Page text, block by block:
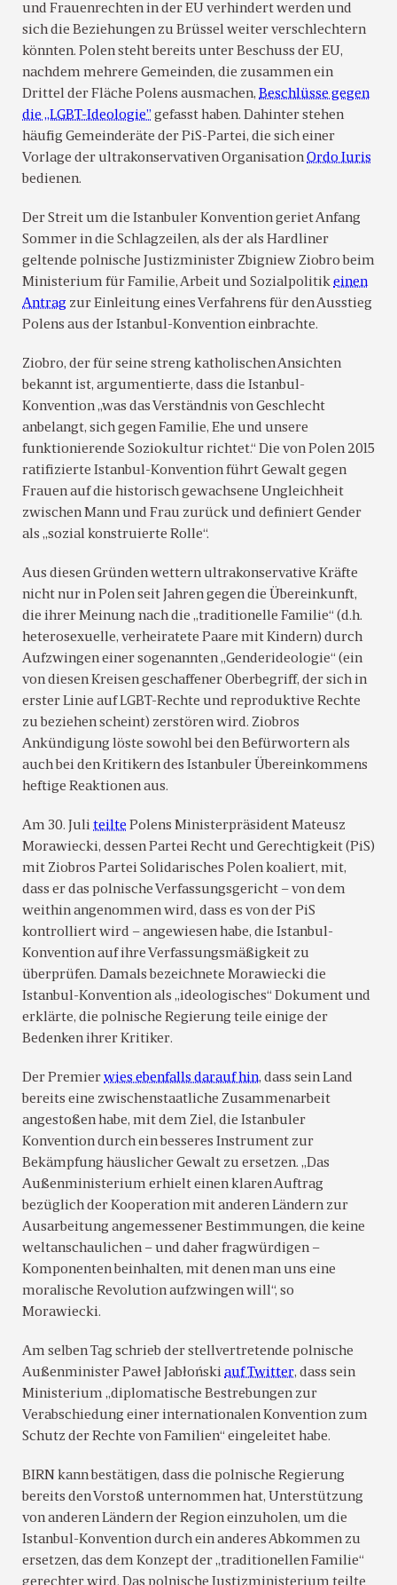
und Frauenrechten in der EU verhindert werden und
sich die Beziehungen zu Brüssel weiter verschlechtern
könnten. Polen steht bereits unter Beschuss der EU,
nachdem mehrere Gemeinden, die zusammen ein
Drittel der Fläche Polens ausmachen, Beschlüsse gegen
die „LGBT-Ideologie” gefasst haben. Dahinter stehen
häufig Gemeinderäte der PiS-Partei, die sich einer
Vorlage der ultrakonservativen OrganisationOrdo Iuris
bedienen.
Der Streit um die Istanbuler Konvention geriet Anfang
Sommer in die Schlagzeilen, als der als Hardliner
geltende polnische Justizminister Zbigniew Ziobro beim
Ministerium für Familie, Arbeit und Sozialpolitikeinen
Antrag zur Einleitung eines Verfahrens für den Ausstieg
Polens aus der Istanbul-Konvention einbrachte.
Ziobro, der für seine streng katholischen Ansichten
bekannt ist, argumentierte, dass die Istanbul-
Konvention „was das Verständnis von Geschlecht
anbelangt, sich gegen Familie, Ehe und unsere
funktionierende Soziokultur richtet.“ Die von Polen 2015
ratifizierte Istanbul-Konvention führt Gewalt gegen
Frauen auf die historisch gewachsene Ungleichheit
zwischen Mann und Frau zurück und definiert Gender
als „sozial konstruierte Rolle“.
Aus diesen Gründen wettern ultrakonservative Kräfte
nicht nur in Polen seit Jahren gegen die Übereinkunft,
die ihrer Meinung nach die „traditionelle Familie“ (d.h.
heterosexuelle, verheiratete Paare mit Kindern) durch
Aufzwingen einer sogenannten „Genderideologie“ (ein
von diesen Kreisen geschaffener Oberbegriff, der sich in
erster Linie auf LGBT-Rechte und reproduktive Rechte
zu beziehen scheint) zerstören wird. Ziobros
Ankündigung löste sowohl bei den Befürwortern als
auch bei den Kritikern des Istanbuler Übereinkommens
heftige Reaktionen aus.
Am 30. Juliteilte Polens Ministerpräsident Mateusz
Morawiecki, dessen Partei Recht und Gerechtigkeit (PiS)
mit Ziobros Partei Solidarisches Polen koaliert, mit,
dass er das polnische Verfassungsgericht – von dem
weithin angenommen wird, dass es von der PiS
kontrolliert wird – angewiesen habe, die Istanbul-
Konvention auf ihre Verfassungsmäßigkeit zu
überprüfen. Damals bezeichnete Morawiecki die
Istanbul-Konvention als „ideologisches“ Dokument und
erklärte, die polnische Regierung teile einige der
Bedenken ihrer Kritiker.
Der Premierwies ebenfalls darauf hin, dass sein Land
bereits eine zwischenstaatliche Zusammenarbeit
angestoßen habe, mit dem Ziel, die Istanbuler
Konvention durch ein besseres Instrument zur
Bekämpfung häuslicher Gewalt zu ersetzen. „Das
Außenministerium erhielt einen klaren Auftrag
bezüglich der Kooperation mit anderen Ländern zur
Ausarbeitung angemessener Bestimmungen, die keine
weltanschaulichen – und daher fragwürdigen –
Komponenten beinhalten, mit denen man uns eine
moralische Revolution aufzwingen will“, so
Morawiecki.
Am selben Tag schrieb der stellvertretende polnische
Außenminister Paweł Jabłońskiauf Twitter, dass sein
Ministerium „diplomatische Bestrebungen zur
Verabschiedung einer internationalen Konvention zum
Schutz der Rechte von Familien“ eingeleitet habe.
BIRN kann bestätigen, dass die polnische Regierung
bereits den Vorstoß unternommen hat, Unterstützung
von anderen Ländern der Region einzuholen, um die
Istanbul-Konvention durch ein anderes Abkommen zu
ersetzen, das dem Konzept der „traditionellen Familie“